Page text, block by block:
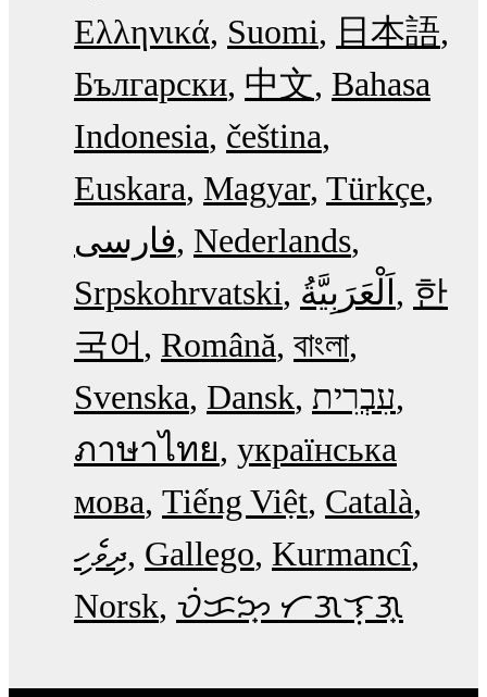
Ελληνικά Suomi
日本語
Български 中文 Bahasa
Indonesia čeština
Euskara Magyar Türkçe
فارسی Nederlands
Srpskohrvatski
한
국어
Română বাংলা
Svenska Dansk עִבְרִית
ภาษาไทย українська
мова Tiếng Việt Català
ދިވެހި Gallego Kurmancî
Norsk ᜏᜒᜃᜅ᜔ ᜆᜄᜎᜓᜄ᜔